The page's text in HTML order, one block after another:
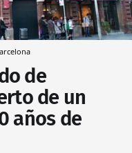
de
de un
años de